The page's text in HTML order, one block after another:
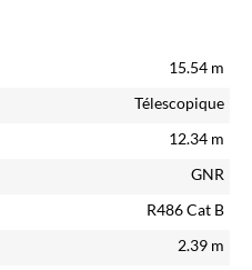
15.54 m
Télescopique
12.34 m
GNR
R486 Cat B
2.39 m